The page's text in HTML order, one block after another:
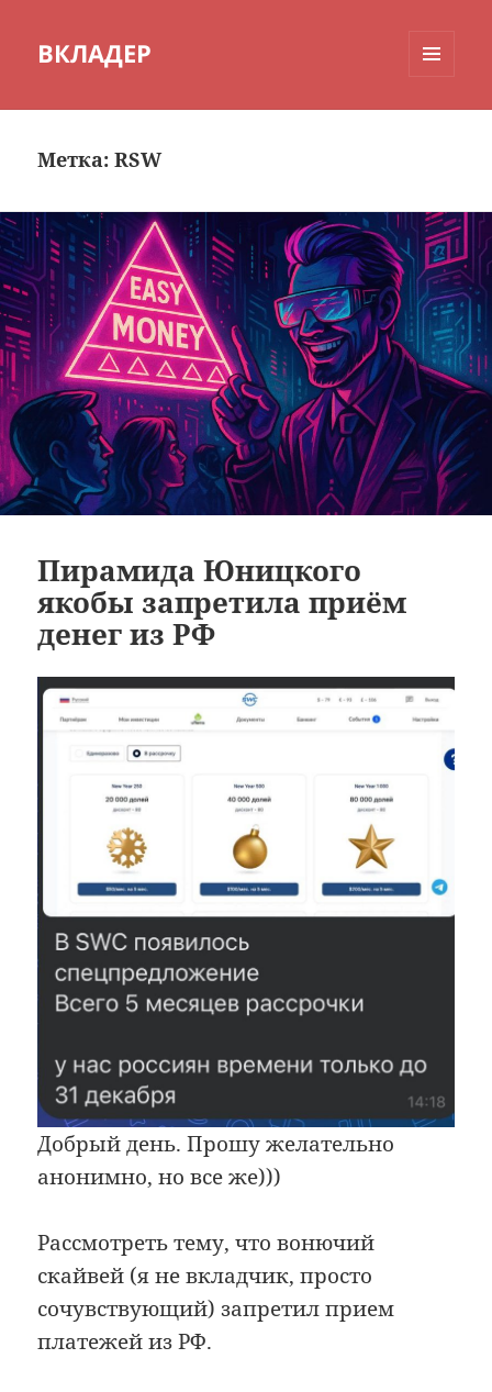
ВКЛАДЕР
Метка:RSW
Пирамида Юницкого
якобы запретила приём
денег из РФ
Добрый день. Прошу желательно
анонимно, но все же)))
Рассмотреть тему, что вонючий
скайвей (я не вкладчик, просто
сочувствующий) запретил прием
платежей из РФ.